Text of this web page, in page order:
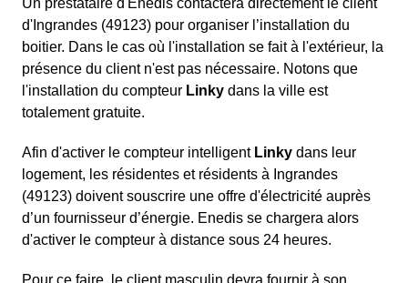
Un prestataire d'Enedis contactera directement le client
d'Ingrandes (49123) pour organiser l’installation du
boitier. Dans le cas où l'installation se fait à l'extérieur, la
présence du client n'est pas nécessaire. Notons que
l'installation du compteur Linky dans la ville est
totalement gratuite.
Afin d'activer le compteur intelligent Linky dans leur
logement, les résidentes et résidents à Ingrandes
(49123) doivent souscrire une offre d'électricité auprès
d’un fournisseur d’énergie. Enedis se chargera alors
d'activer le compteur à distance sous 24 heures.